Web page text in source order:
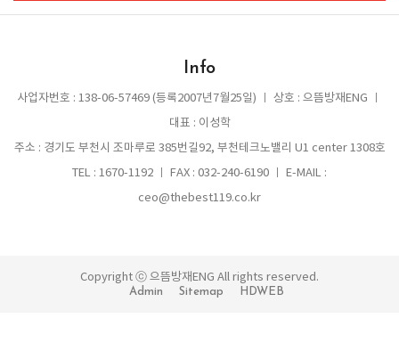
Info
사업자번호 : 138-06-57469 (등록2007년7월25일) ㅣ 상호 : 으뜸방재ENG ㅣ
대표 : 이성학
주소 : 경기도 부천시 조마루로 385번길92, 부천테크노밸리 U1 center 1308호
TEL : 1670-1192 ㅣ FAX : 032-240-6190 ㅣ E-MAIL :
ceo@thebest119.co.kr
Copyright ⓒ 으뜸방재ENG All rights reserved.
Admin Sitemap HDWEB